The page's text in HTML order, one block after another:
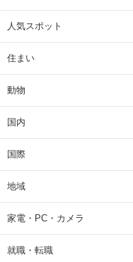
人気スポット
住まい
動物
国内
国際
地域
家電・PC・カメラ
就職・転職